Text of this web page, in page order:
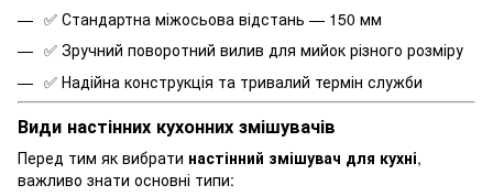
✅ Стандартна міжосьова відстань — 150 мм
✅ Зручний поворотний вилив для мийок різного розміру
✅ Надійна конструкція та тривалий термін служби
Види настінних кухонних змішувачів
Перед тим як вибрати настінний змішувач для кухні,
важливо знати основні типи: